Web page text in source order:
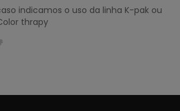
indicamos o uso da linha K-pak ou
thrapy